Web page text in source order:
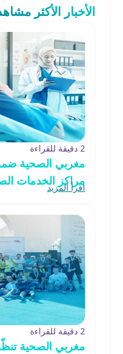
الأخبار الأكثر
2 دقيقة للقراءة
مغربي الصحية
مراكز الخدمات
اقرأ المزيد
2 دقيقة للقراءة
مغربي الصحية